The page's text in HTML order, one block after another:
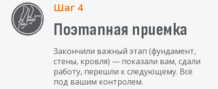
Шаг 4
Поэтапная приемка
Закончили важный этап (фундамент,
стены, кровля) — показали вам, сдали
работу, перешли к следующему. Всё
под вашим контролем.